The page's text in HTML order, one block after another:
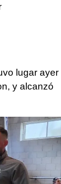
lugar ayer
y alcanzó